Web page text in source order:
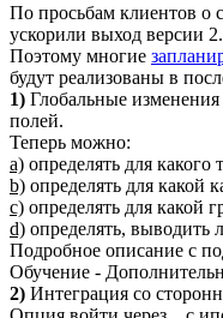
По просьбам клиентов о
ускорили выход версии
Поэтому многие
будут реализованы в
1) Глобальные
полей.
Теперь можно:
а) определять для
b) определять для какой
c) определять для какой
d) определять, выводить
Подробное описание с
Обучение -
2) Интеграция со